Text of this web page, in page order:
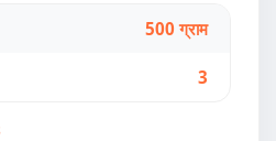
500 ग्राम
3